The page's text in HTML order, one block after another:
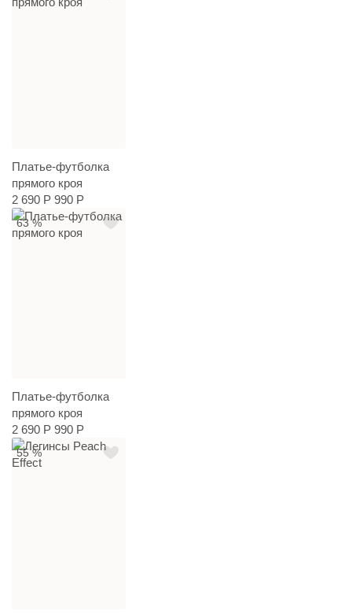
Платье-футболка
прямого кроя
2 690 Р 990 Р
63 %
Платье-футболка
прямого кроя
2 690 Р 990 Р
55 %